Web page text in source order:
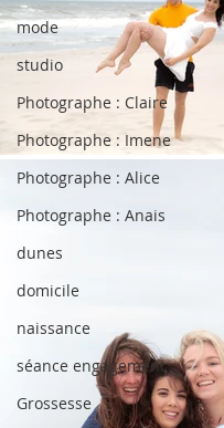
mode
studio
Photographe : Claire
Photographe : Imene
Photographe : Alice
Photographe : Anais
dunes
domicile
naissance
séance engagement
Grossesse